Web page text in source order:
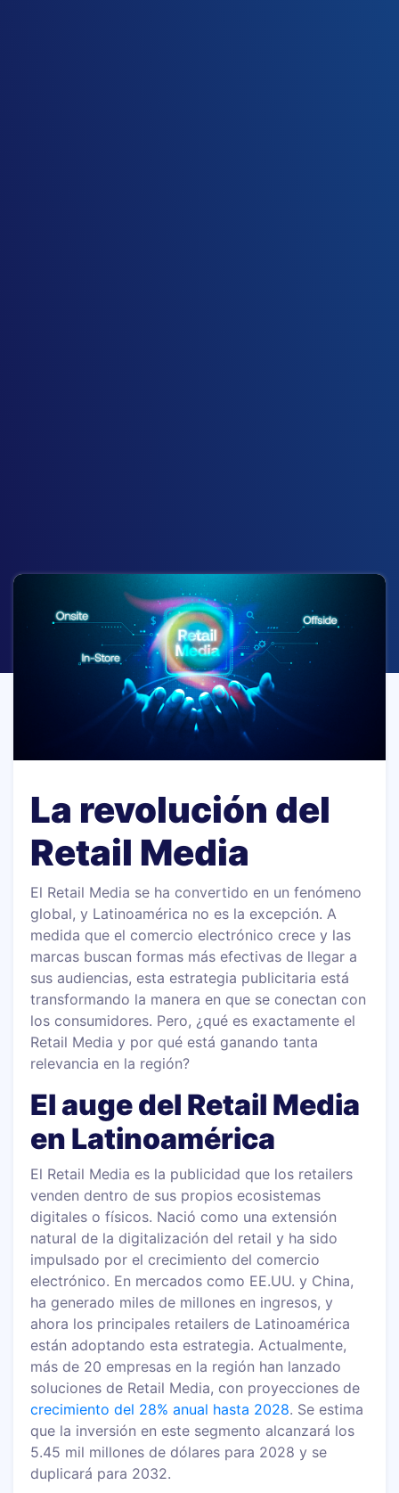
La revolución del
Retail Media
El Retail Media se ha convertido en un fenómeno
global, y Latinoamérica no es la excepción. A
medida que el comercio electrónico crece y las
marcas buscan formas más efectivas de llegar a
sus audiencias, esta estrategia publicitaria está
transformando la manera en que se conectan con
los consumidores. Pero, ¿qué es exactamente el
Retail Media y por qué está ganando tanta
relevancia en la región?
El auge del Retail Media
en Latinoamérica
El Retail Media es la publicidad que los retailers
venden dentro de sus propios ecosistemas
digitales o físicos. Nació como una extensión
natural de la digitalización del retail y ha sido
impulsado por el crecimiento del comercio
electrónico. En mercados como EE.UU. y China,
ha generado miles de millones en ingresos, y
ahora los principales retailers de Latinoamérica
están adoptando esta estrategia. Actualmente,
más de 20 empresas en la región han lanzado
soluciones de Retail Media, con proyecciones de
crecimiento del 28% anual hasta 2028. Se estima
que la inversión en este segmento alcanzará los
5.45 mil millones de dólares para 2028 y se
duplicará para 2032.